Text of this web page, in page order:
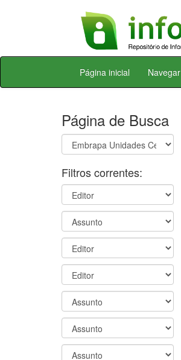
Skip
Página inicial Navegar
Página de Busca
Filtros correntes: